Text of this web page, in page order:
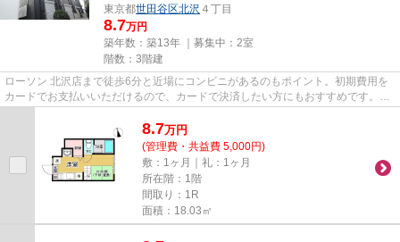
東京都世田谷区北沢 ４丁目
8.7万円
築年数：築13年 ｜募集中： 2室
階数：3階建
ローソン 北沢店まで徒歩6分と近場にコンビニがあるのもポイント。初期費用を
カードでお支払いいただけるので、カードで決済したい方にもおすすめです。こ
ちらの物件はアパートです。3...
8.7万円
(管理費・共益費 5,000円)
敷：1ヶ月｜礼：1ヶ月
所在階：1階
間取り：1R
面積：18.03㎡